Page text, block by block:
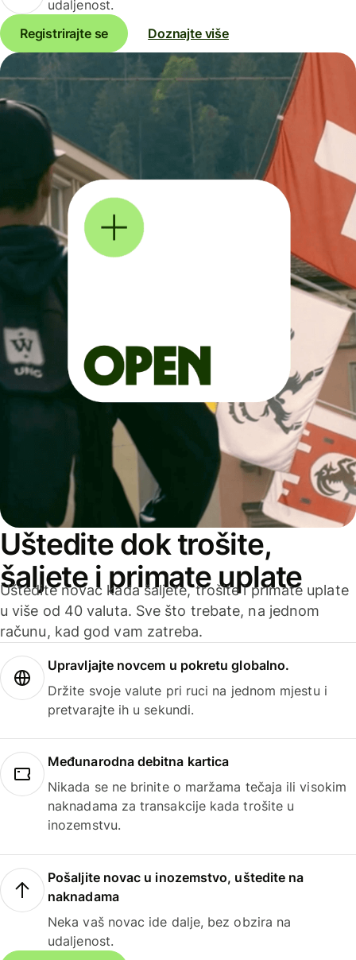
udaljenost.
Registrirajte se
Doznajte više
Uštedite dok trošite,
šaljete i primate uplate
Uštedite novac kada šaljete, trošite i primate uplate
u više od 40 valuta. Sve što trebate, na jednom
računu, kad god vam zatreba.
Upravljajte novcem u pokretu globalno.
Držite svoje valute pri ruci na jednom mjestu i
pretvarajte ih u sekundi.
Međunarodna debitna kartica
Nikada se ne brinite o maržama tečaja ili visokim
naknadama za transakcije kada trošite u
inozemstvu.
Pošaljite novac u inozemstvo, uštedite na
naknadama
Neka vaš novac ide dalje, bez obzira na
udaljenost.